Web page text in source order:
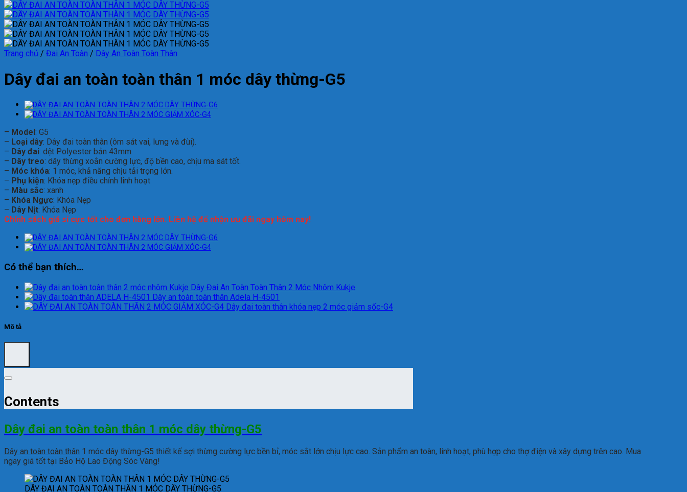
Trang chủ / Đai An Toàn / Dây An Toàn Toàn Thân
Dây đai an toàn toàn thân 1 móc dây thừng-G5
– Model: G5
– Loại dây: Dây đai toàn thân (ôm sát vai, lưng và đùi).
– Dây đai: dệt Polyester bản 43mm
– Dây treo: dây thừng xoắn cường lực, độ bền cao, chịu ma sát tốt.
– Móc khóa: 1 móc, khả năng chịu tải trọng lớn.
– Phụ kiện: Khóa nẹp điều chỉnh linh hoạt
– Màu sắc: xanh
– Khóa Ngực: Khóa Nẹp
– Dây Nịt: Khóa Nẹp
Chính sách giá sỉ cực tốt cho đơn hàng lớn. Liên hệ để nhận ưu đãi ngay hôm nay!
Có thể bạn thích…
Dây Đai An Toàn Toàn Thân 2 Móc Nhôm Kukje
Dây an toàn toàn thân Adela H-4501
Dây đai toàn thân khóa nẹp 2 móc giảm sốc-G4
Mô tả
Contents
Dây đai an toàn toàn thân 1 móc dây thừng-G5
Dây an toàn toàn thân 1 móc dây thừng-G5 thiết kế sợi thừng cường lực bền bỉ, móc sắt lớn chịu lực cao. Sản phẩm an toàn, linh hoạt, phù hợp cho thợ điện và xây dựng trên cao. Mua
ngay giá tốt tại Bảo Hộ Lao Động Sóc Vàng!
DÂY ĐAI AN TOÀN TOÀN THÂN 1 MÓC DÂY THỪNG-G5